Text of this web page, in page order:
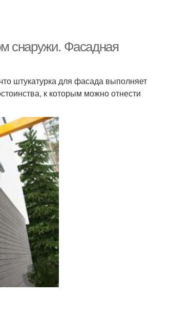
снаружи. Фасадная
штукатурка для фасада выполняет
к которым можно отнести